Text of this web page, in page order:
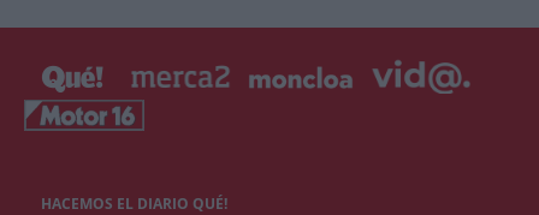
HACEMOS EL DIARIO QUÉ!